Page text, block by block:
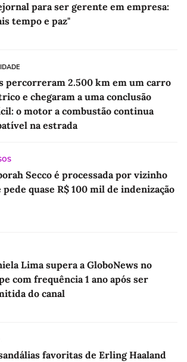
para ser gerente em empresa:
tempo e paz"
percorreram 2.500 km em um carro
e chegaram a uma conclusão
o motor a combustão continua
na estrada
Secco é processada por vizinho
pede quase R$ 100 mil de indenização
Lima supera a GloboNews no
com frequência 1 ano após ser
do canal
favoritas de Erling Haaland